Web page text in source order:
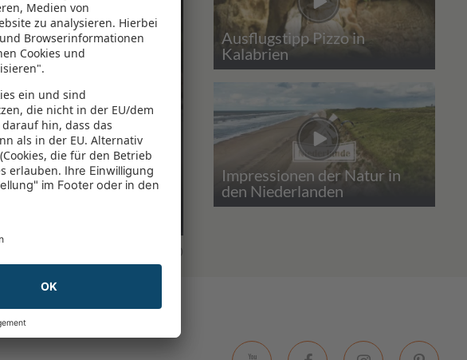
0
Ausflugstipp Pizzo in
Kalabrien
Impressionen der Natur in
den Niederlanden